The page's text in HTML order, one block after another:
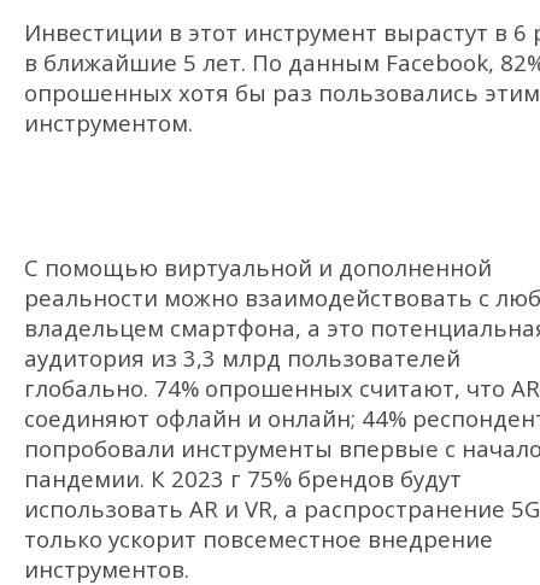
Инвестиции в этот инструмент вырастут в 6
в ближайшие 5 лет. По данным Facebook,
опрошенных хотя бы раз пользовались этим
инструментом.
С помощью виртуальной и дополненной
реальности можно взаимодействовать с
владельцем смартфона, а это
аудитория из 3,3 млрд пользователей
глобально. 74% опрошенных считают, что
соединяют офлайн и онлайн; 44%
попробовали инструменты впервые с
пандемии. К 2023 г 75% брендов будут
использовать AR и VR, а распространение
только ускорит повсеместное внедрение
инструментов.